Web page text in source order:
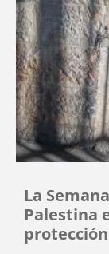
La
Palestina